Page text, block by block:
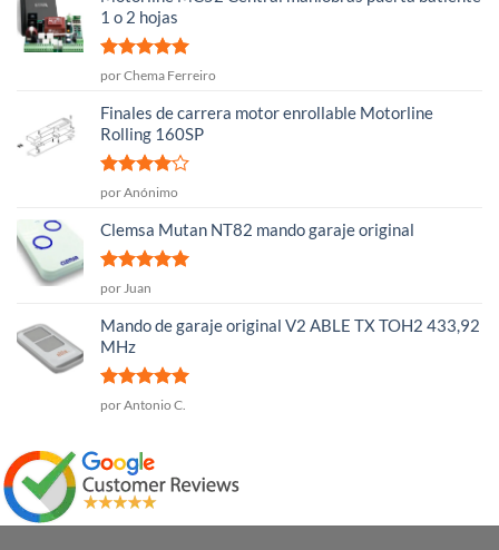
1 o 2 hojas
Valorado
por Chema Ferreiro
Finales de carrera motor enrollable Motorline
Rolling 160SP
Valorado
5
por Anónimo
Clemsa Mutan NT82 mando garaje original
Valorado
por Juan
Mando de garaje original V2 ABLE TX TOH2 433,92
MHz
Valorado
por Antonio C.